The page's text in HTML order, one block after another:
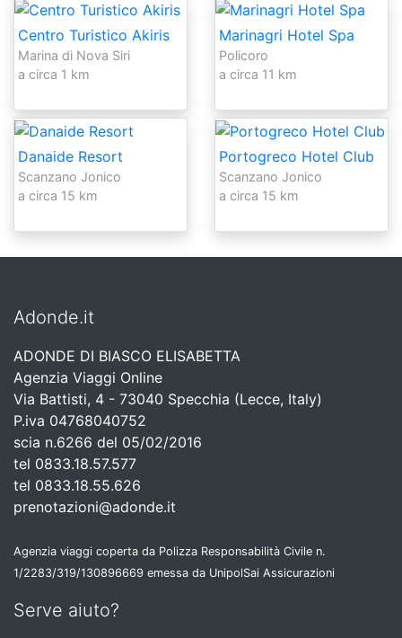
Centro Turistico Akiris
Marina di Nova Siri
a circa 1 km
Marinagri Hotel Spa
Policoro
a circa 11 km
Danaide Resort
Scanzano Jonico
a circa 15 km
Portogreco Hotel Club
Scanzano Jonico
a circa 15 km
Adonde.it
ADONDE DI BIASCO ELISABETTA
Agenzia Viaggi Online
Via Battisti, 4 - 73040 Specchia (Lecce, Italy)
P.iva 04768040752
scia n.6266 del 05/02/2016
tel 0833.18.57.577
tel 0833.18.55.626
prenotazioni@adonde.it
Agenzia viaggi coperta da Polizza Responsabilità Civile n.
1/2283/319/130896669 emessa da UnipolSai Assicurazioni
Serve aiuto?